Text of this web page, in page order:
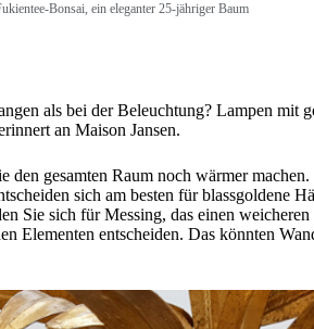
Bonsai, ein eleganter 25-jähriger Baum
als bei der Beleuchtung? Lampen
an Maison Jansen.
gesamten Raum noch wärmer
sich am besten für blassgoldene
Sie sich für Messing, das einen
entscheiden. Das könnten